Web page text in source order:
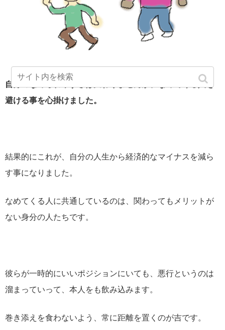
自分のなめられやすさは変わりませんが、なめてくる人を
避ける事を心掛けました。
結果的にこれが、自分の人生から経済的なマイナスを減ら
す事になりました。
なめてくる人に共通しているのは、関わってもメリットが
ない身分の人たちです。
彼らが一時的にいいポジションにいても、悪行というのは
溜まっていって、本人をも飲み込みます。
巻き添えを食わないよう、常に距離を置くのが吉です。